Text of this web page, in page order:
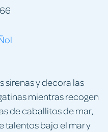
sirenas y decora las
mientras recogen
de caballitos de mar,
talentos bajo el mar y